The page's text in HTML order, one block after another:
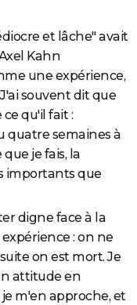
et lâche" avait
Kahn
une expérience,
souvent dit que
qu'il fait :
quatre semaines à
je fais, la
importants que
digne face à la
: on ne
on est mort. Je
attitude en
m'en approche, et